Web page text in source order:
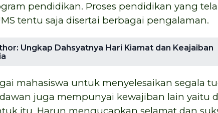
pendidikan. Proses pendidikan yang
tentu saja disertai berbagai pengalaman.
Ungkap Dahsyatnya Hari Kiamat dan Keajaiban
mahasiswa untuk menyelesaikan segala
juga mempunyai kewajiban lain yaitu
itu, Harun mengucapkan selamat dan